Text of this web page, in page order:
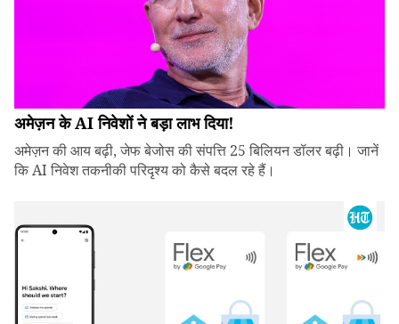
अमेज़न के AI निवेशों ने बड़ा लाभ दिया!
अमेज़न की आय बढ़ी, जेफ बेजोस की संपत्ति 25 बिलियन डॉलर बढ़ी। जानें
कि AI निवेश तकनीकी परिदृश्य को कैसे बदल रहे हैं।